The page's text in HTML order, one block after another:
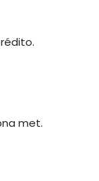
met.